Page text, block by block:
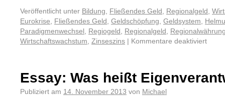
Veröffentlicht unter Bildung Fließendes Geld Regionalgeld
Eurokrise
Fließendes Geld Geldschöpfung Geldsystem
Paradigmenwechsel
Regiogeld Regionalgeld
Wirtschaftswachstum Zinseszins | Kommentare deaktiviert
Essay: Was heißt
Publiziert am 14. November 2013 von Michael